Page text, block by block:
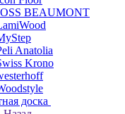
BEAUMONT
Anatolia
Krono
доска